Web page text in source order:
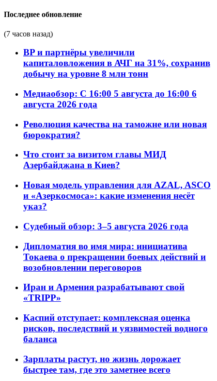
Последнее обновление
(7 часов назад)
BP и партнёры увеличили
капиталовложения в АЧГ на 31%, сохранив
добычу на уровне 8 млн тонн
Медиаобзор: С 16:00 5 августа до 16:00 6
августа 2026 года
Революция качества на таможне или новая
бюрократия?
Что стоит за визитом главы МИД
Азербайджана в Киев?
Новая модель управления для AZAL, ASCO
и «Азеркосмоса»: какие изменения несёт
указ?
Судебный обзор: 3–5 августа 2026 года
Дипломатия во имя мира: инициатива
Токаева о прекращении боевых действий и
возобновлении переговоров
Иран и Армения разрабатывают свой
«TRIPP»
Каспий отступает: комплексная оценка
рисков, последствий и уязвимостей водного
баланса
Зарплаты растут, но жизнь дорожает
быстрее там, где это заметнее всего